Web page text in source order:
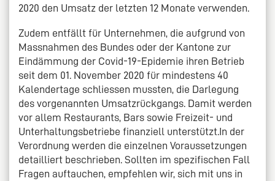
2020 den Umsatz der letzten 12 Monate verwenden.
Zudem entfällt für Unternehmen, die aufgrund von
Massnahmen des Bundes oder der Kantone zur
Eindämmung der Covid-19-Epidemie ihren Betrieb
seit dem 01. November 2020 für mindestens 40
Kalendertage schliessen mussten, die Darlegung
des vorgenannten Umsatzrückgangs. Damit werden
vor allem Restaurants, Bars sowie Freizeit- und
Unterhaltungsbetriebe finanziell unterstützt.In der
Verordnung werden die einzelnen Voraussetzungen
detailliert beschrieben. Sollten im spezifischen Fall
Fragen auftauchen, empfehlen wir, sich mit uns in